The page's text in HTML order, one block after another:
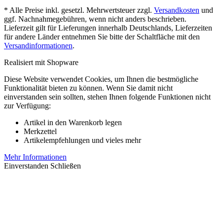
* Alle Preise inkl. gesetzl. Mehrwertsteuer zzgl. Versandkosten und
ggf. Nachnahmegebühren, wenn nicht anders beschrieben.
Lieferzeit gilt für Lieferungen innerhalb Deutschlands, Lieferzeiten
für andere Länder entnehmen Sie bitte der Schaltfläche mit den
Versandinformationen.
Realisiert mit Shopware
Diese Website verwendet Cookies, um Ihnen die bestmögliche
Funktionalität bieten zu können. Wenn Sie damit nicht
einverstanden sein sollten, stehen Ihnen folgende Funktionen nicht
zur Verfügung:
Artikel in den Warenkorb legen
Merkzettel
Artikelempfehlungen und vieles mehr
Mehr Informationen
Einverstanden Schließen